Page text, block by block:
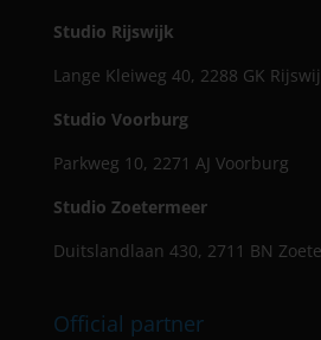
Studio Rijswijk
Lange Kleiweg 40, 2288 GK
Studio Voorburg
Parkweg 10, 2271 AJ Voorburg
Studio Zoetermeer
Duitslandlaan 430, 2711 BN
Official partner